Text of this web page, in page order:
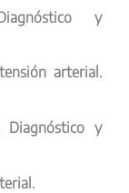
y
arterial.
Diagnóstico y